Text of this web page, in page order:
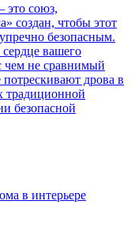
союз,
создан, чтобы этот
безопасным.
вашего
чем не сравнимый
потрескивают дрова в
традиционной
безопасной
в интерьере